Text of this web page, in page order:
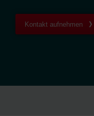
Kontakt aufnehmen